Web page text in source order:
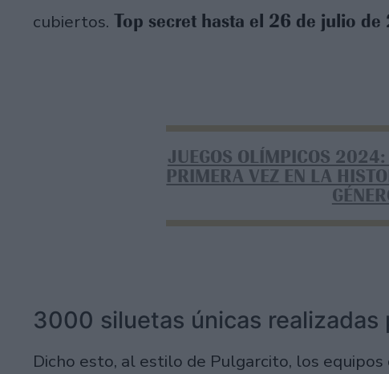
cubiertos. Top secret hasta el 26 de julio
JUEGOS OLÍMPICOS 2024:
PRIMERA VEZ EN LA
3000 siluetas únicas realizadas
Dicho esto, al estilo de Pulgarcito, los